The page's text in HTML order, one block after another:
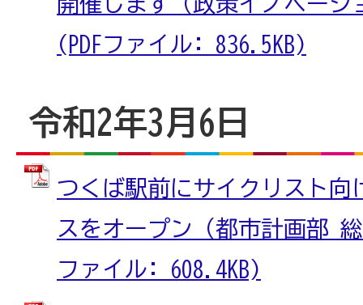
(PDFファイル: 836.5KB)
令和2年3月6日
つくば駅前にサイクリスト向
スをオープン（都市計画部
ファイル: 608.4KB)